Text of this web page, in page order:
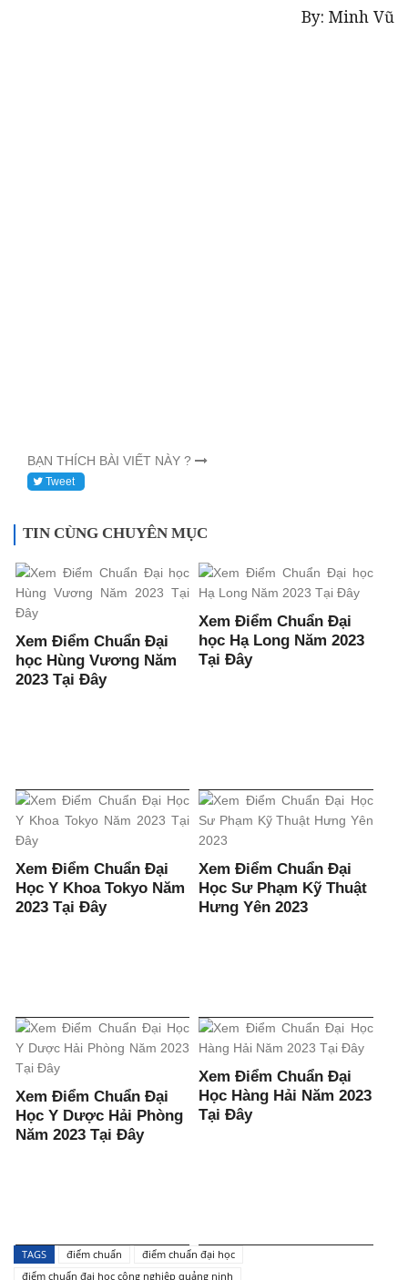
By: Minh Vũ
BẠN THÍCH BÀI VIẾT NÀY ?
Tweet
TIN CÙNG CHUYÊN MỤC
Xem Điểm Chuẩn Đại
học Hùng Vương Năm
2023 Tại Đây
Xem Điểm Chuẩn Đại
học Hạ Long Năm 2023
Tại Đây
Xem Điểm Chuẩn Đại
Học Y Khoa Tokyo Năm
2023 Tại Đây
Xem Điểm Chuẩn Đại
Học Sư Phạm Kỹ Thuật
Hưng Yên 2023
Xem Điểm Chuẩn Đại
Học Y Dược Hải Phòng
Năm 2023 Tại Đây
Xem Điểm Chuẩn Đại
Học Hàng Hải Năm 2023
Tại Đây
TAGS điểm chuẩn
điểm chuẩn đại học
điểm chuẩn đại học công nghiệp quảng ninh